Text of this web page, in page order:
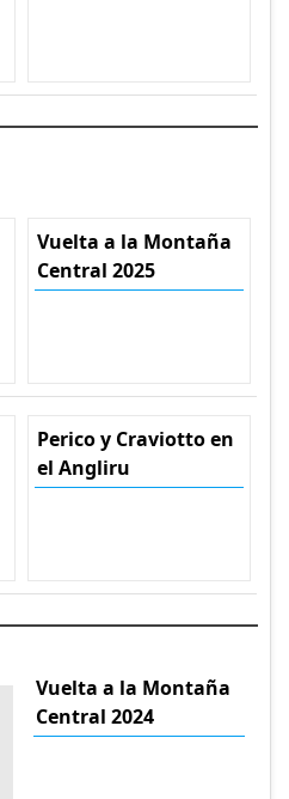
Vuelta a la Montaña
Central 2025
Perico y Craviotto en
el Angliru
Vuelta a la Montaña
Central 2024